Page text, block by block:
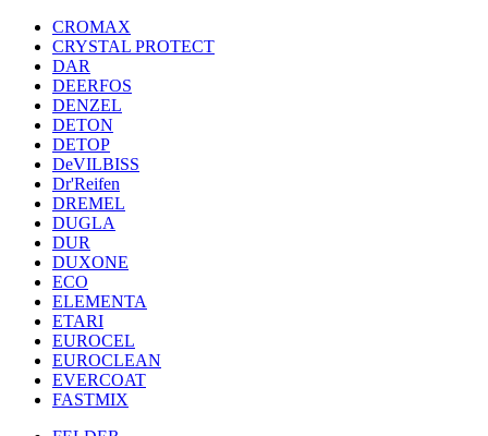
CROMAX
CRYSTAL PROTECT
DAR
DEERFOS
DENZEL
DETON
DETOP
DeVILBISS
Dr'Reifen
DREMEL
DUGLA
DUR
DUXONE
ECO
ELEMENTA
ETARI
EUROCEL
EUROCLEAN
EVERCOAT
FASTMIX